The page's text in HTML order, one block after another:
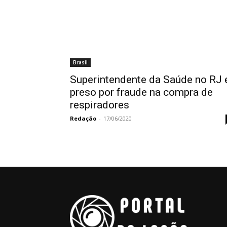
Brasil
Superintendente da Saúde no RJ
preso por fraude na compra de
respiradores
Redação - 17/06/2020